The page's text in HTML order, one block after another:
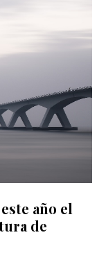
año el
de